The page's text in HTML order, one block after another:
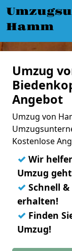
Hamm
Umzug
Angebot
Umzug von
Kostenlose
✓ Wir
Umzug
✓ Schnell
erhalten!
✓ Finden
Umzug!